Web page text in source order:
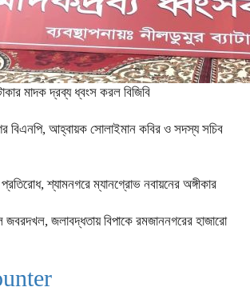
মাদক দ্রব্য ধ্বংস করল বিজিবি
বিএনপি, আহ্বায়ক সোলাইমান কবির ও সদস্য সচিব
শ্যামনগরে ম্যানগ্রোভ নবায়নের অঙ্গীকার
জবরদখল, জলাবদ্ধতায় বিপাকে রমজাননগরের হাজারো